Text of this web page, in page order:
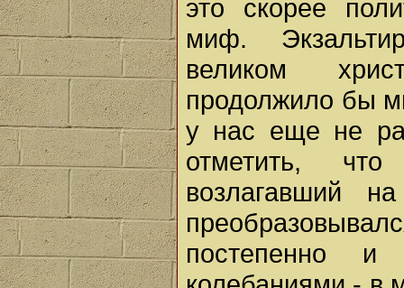
это скорее
миф.
великом
продолжило бы
у нас еще не
отметить,
возлагавший
постепенно и